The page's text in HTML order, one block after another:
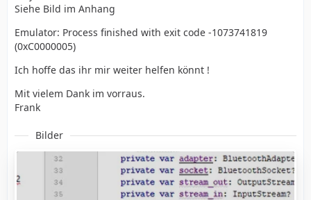
Siehe Bild im Anhang
Emulator: Process finished with exit code -1073741819
(0xC0000005)
Ich hoffe das ihr mir weiter helfen könnt !
Mit vielem Dank im vorraus.
Frank
Bilder